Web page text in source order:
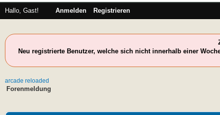
Hallo, Gast! Anmelden Registrieren
Neu registrierte Benutzer, welche sich nicht innerhalb einer
arcade reloaded
Forenmeldung